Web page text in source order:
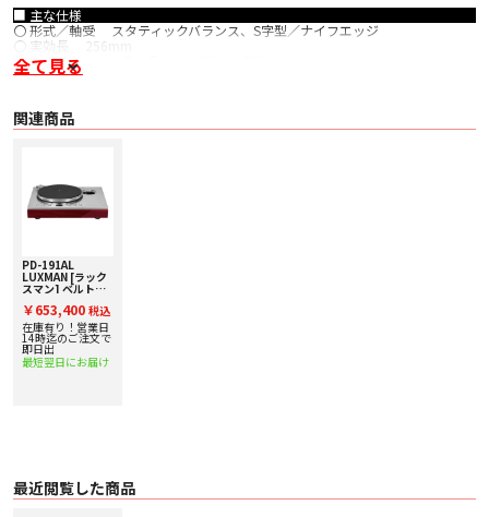
■ 主な仕様
〇 形式／軸受 スタティックバランス、S字型／ナイフエッジ
〇 実効長 256mm
〇 トラッキングエラー角 +1.07°～-1.52°
〇 オーバーハング 16mm
〇 アンチスケーティング 0～4g
〇 付属品
・ ヘッドシェル
・ フォノケーブル
・ マウンティングベース取り付けねじ
・ アンチスケーティングウェイト
・ オーバーハングゲージ
・ トーンアーム取り付けゲージ
・ アームリフター調整レンチ
・ トーンアーム調整レンチ
・ マウンティングベース取り付けレンチ
〇 別売オプション
全て見る
関連商品
PD-191AL
LUXMAN [ラック
スマン] ベルトド
レーヤー 下取り査
定額20%アップ実
施中！
￥653,400 税込
在庫有り！営業日
14時迄のご注文で
即日出
最短翌日にお届け
最近閲覧した商品